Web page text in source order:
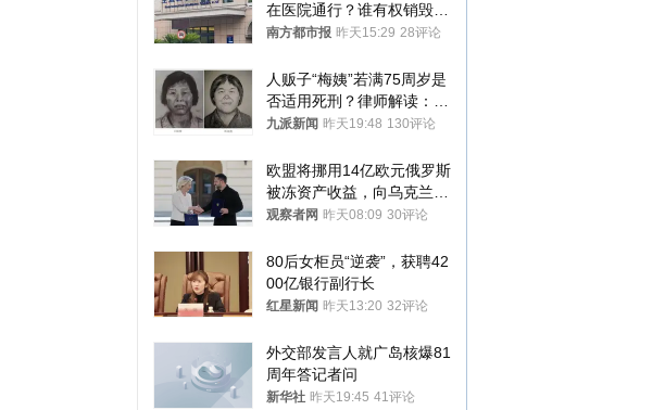
在医院通行？谁有权销毁胚
胎？
南方都市报 昨天15:29 28评论
人贩子“梅姨”若满75周岁是
否适用死刑？律师解读：很
大概率不会被判处死刑
九派新闻 昨天19:48 130评论
欧盟将挪用14亿欧元俄罗斯
被冻资产收益，向乌克兰提
供援助
观察者网 昨天08:09 30评论
80后女柜员“逆袭”，获聘42
00亿银行副行长
红星新闻 昨天13:20 32评论
外交部发言人就广岛核爆81
周年答记者问
新华社 昨天19:45 41评论